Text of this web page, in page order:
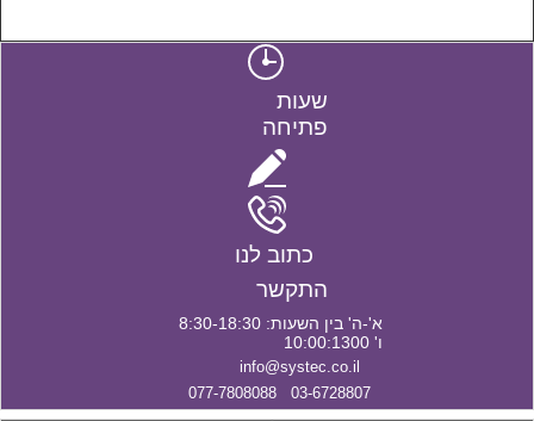
שעות
פתיחה
כתוב לנו
התקשר
א'-ה' בין השעות: 8:30-18:30
ו' 10:00:1300
03-6728807 077-7808088
info@systec.co.il